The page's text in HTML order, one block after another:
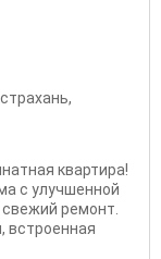
,
квартира!
с улучшенной
ремонт.
встроенная